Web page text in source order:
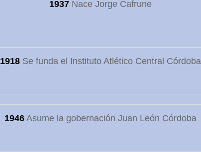
1937Nace Jorge Cafrune
1918Se funda el Instituto Atlético Central Córdoba
1946Asume la gobernación Juan León Córdoba